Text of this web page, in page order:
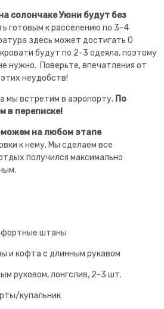
солончаке Уюни будут без
готовым к расселению по 3-4
здесь может достигать 0
будут по 2-3 одеяла, поэтому
нужно. Поверьте, впечатления от
неудобств!
мы встретим в аэропорту. По
в переписке!
на любом этапе
к нему. Мы сделаем все
получился максимально
штаны
и кофта с длинным рукавом
руковом, лонгслив, 2-3 шт.
купальник